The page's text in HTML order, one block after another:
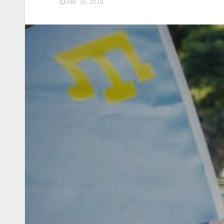
АВГ 16, 2019